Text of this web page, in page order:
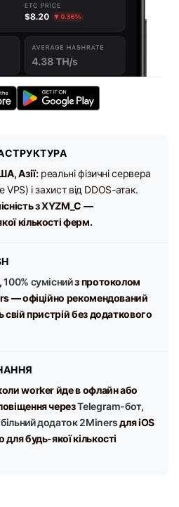
Азії:реальні фізичні сервера
VPS) і захист від DDOS-атак.
з XYZM_C —
кількості ферм.
100% суміснийз протоколом
— офіційно рекомендований
свій пристрій без додаткового
worker йде в офлайн або
черезTelegram-бот,
додаток 2Minersдля iOS
будь-якої кількості